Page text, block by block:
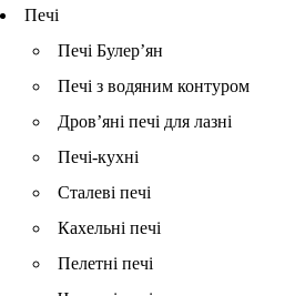
Печі
Печі Булер’ян
Печі з водяним контуром
Дров’яні печі для лазні
Печі-кухні
Сталеві печі
Кахельні печі
Пелетні печі